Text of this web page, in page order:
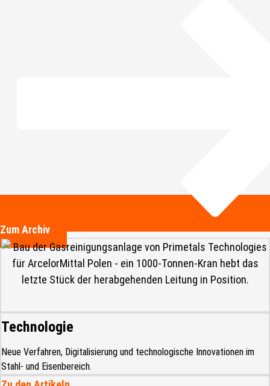
Zum Archiv
Technologie
Neue Verfahren, Digitalisierung und technologische Innovationen im
Stahl- und Eisenbereich.